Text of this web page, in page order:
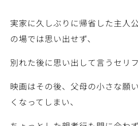
実家に久しぶりに帰省した主人
の場では思い出せず、
別れた後に思い出して言うセリフ
映画はその後、父母の小さな願
くなってしまい、